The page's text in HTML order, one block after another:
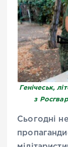
Генічеськ,
з
Сьогодні